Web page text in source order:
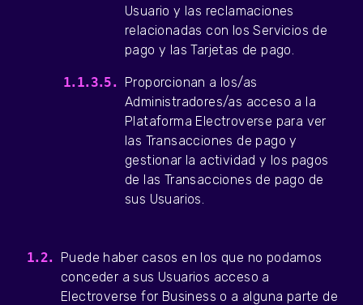
Usuario y las reclamaciones
relacionadas con los Servicios de
pago y las Tarjetas de pago.
Proporcionan a los/as
Administradores/as acceso a la
Plataforma Electroverse para ver
las Transacciones de pago y
gestionar la actividad y los pagos
de las Transacciones de pago de
sus Usuarios.
Puede haber casos en los que no podamos
conceder a sus Usuarios acceso a
Electroverse for Business o a alguna parte de